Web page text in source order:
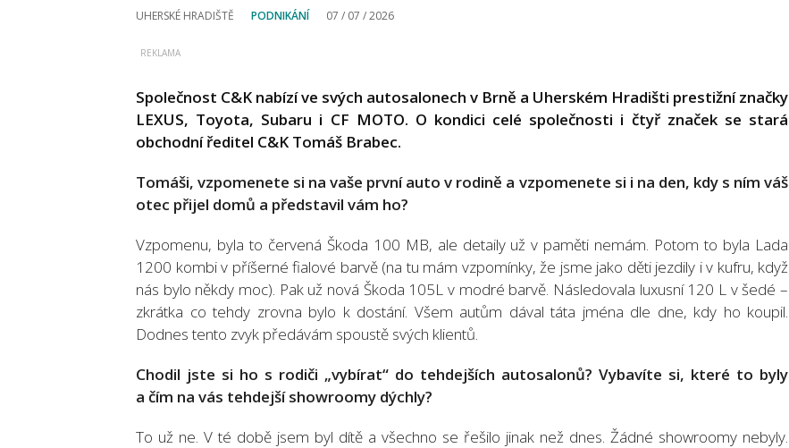
UHERSKÉ HRADIŠTĚ PODNIKÁNÍ 07 / 07 / 2026
Společnost C&K nabízí ve svých autosalonech v Brně a Uherském Hradišti prestižní značky
LEXUS, Toyota, Subaru i CF MOTO. O kondici celé společnosti i čtyř značek se stará
obchodní ředitel C&K Tomáš Brabec.
Tomáši, vzpomenete si na vaše první auto v rodině a vzpomenete si i na den, kdy s ním váš
otec přijel domů a představil vám ho?
Vzpomenu, byla to červená Škoda 100 MB, ale detaily už v paměti nemám. Potom to byla Lada
1200 kombi v příšerné fialové barvě (na tu mám vzpomínky, že jsme jako děti jezdily i v kufru, když
nás bylo někdy moc). Pak už nová Škoda 105L v modré barvě. Následovala luxusní 120 L v šedé –
zkrátka co tehdy zrovna bylo k dostání. Všem autům dával táta jména dle dne, kdy ho koupil.
Dodnes tento zvyk předávám spoustě svých klientů.
Chodil jste si ho s rodiči „vybírat“ do tehdejších autosalonů? Vybavíte si, které to byly
a čím na vás tehdejší showroomy dýchly?
To už ne. V té době jsem byl dítě a všechno se řešilo jinak než dnes. Žádné showroomy nebyly.